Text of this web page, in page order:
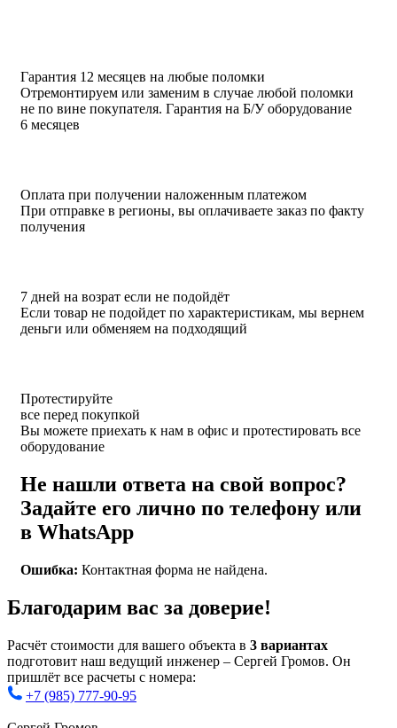
Гарантия 12 месяцев на любые поломки
Отремонтируем или заменим в случае любой поломки
не по вине покупателя. Гарантия на Б/У оборудование
6 месяцев
Оплата при получении наложенным платежом
При отправке в регионы, вы оплачиваете заказ по факту
получения
7 дней на возрат если не подойдёт
Если товар не подойдет по характеристикам, мы вернем
деньги или обменяем на подходящий
Протестируйте
все перед покупкой
Вы можете приехать к нам в офис и протестировать все
оборудование
Не нашли ответа на свой вопрос?
Задайте его лично по телефону или
в WhatsApp
Ошибка: Контактная форма не найдена.
Благодарим вас за доверие!
Расчёт стоимости для вашего объекта в 3 вариантах
подготовит наш ведущий инженер – Сергей Громов. Он
пришлёт все расчеты с номера:
+7 (985) 777-90-95